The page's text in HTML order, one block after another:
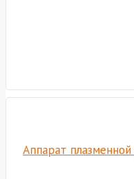
Аппарат плазменной